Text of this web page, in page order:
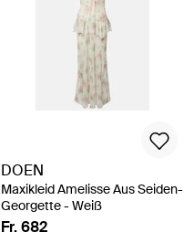
DOEN
Maxikleid Amelisse Aus Seiden-
Georgette - Weiß
Fr. 682